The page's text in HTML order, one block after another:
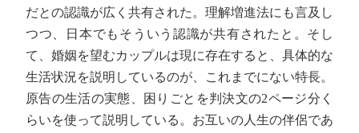
だとの認識が広く共有された。理解増進法にも言及し
つつ、日本でもそういう認識が共有されたと。そし
て、婚姻を望むカップルは現に存在すると、具体的な
生活状況を説明しているのが、これまでにない特長。
原告の生活の実態、困りごとを判決文の2ページ分く
らいを使って説明している。お互いの人生の伴侶であ